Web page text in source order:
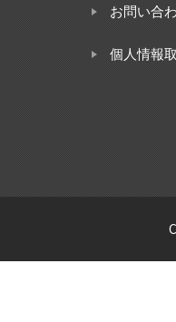
お問い合
個人情報